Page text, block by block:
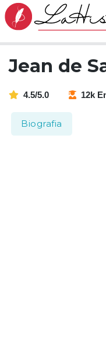
Jean de
4.5/5.0 12k
Biografia